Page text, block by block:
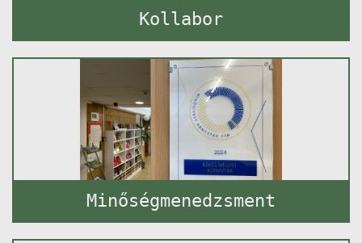
Kollabor
Minőségmenedzsment